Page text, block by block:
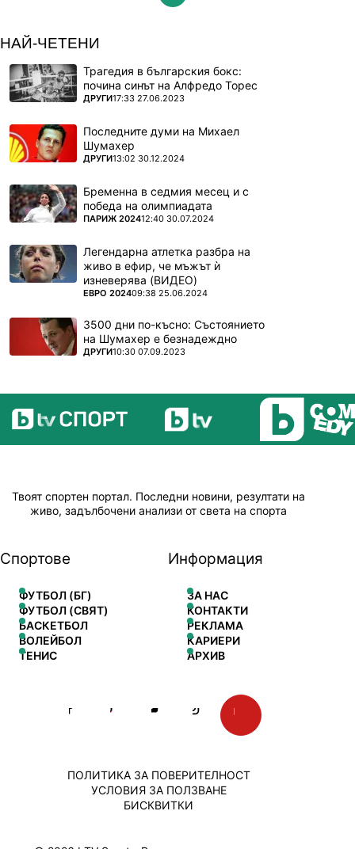
НАЙ-ЧЕТЕНИ
Трагедия в българския бокс:
почина синът на Алфредо Торес
ПОВЕЧЕ ОТ
ДРУГИ17:33 27.06.2023
Последните думи на Михаел
Шумахер
ПОВЕЧЕ ОТ
ДРУГИ13:02 30.12.2024
Бременна в седмия месец и с
победа на олимпиадата
ПОВЕЧЕ ОТ
ПАРИЖ 202412:40 30.07.2024
Легендарна атлетка разбра на
живо в ефир, че мъжът ѝ
изневерява (ВИДЕО)
ПОВЕЧЕ ОТ
ЕВРО 202409:38 25.06.2024
3500 дни по-късно: Състоянието
на Шумахер е безнадеждно
ПОВЕЧЕ ОТ
ДРУГИ10:30 07.09.2023
Твоят спортен портал. Последни новини, резултати на
живо, задълбочени анализи от света на спорта
Спортове
ФУТБОЛ (БГ)
ФУТБОЛ (СВЯТ)
БАСКЕТБОЛ
ВОЛЕЙБОЛ
ТЕНИС
Информация
ЗА НАС
КОНТАКТИ
РЕКЛАМА
КАРИЕРИ
АРХИВ
ПОЛИТИКА ЗА ПОВЕРИТЕЛНОСТ
УСЛОВИЯ ЗА ПОЛЗВАНЕ
БИСКВИТКИ